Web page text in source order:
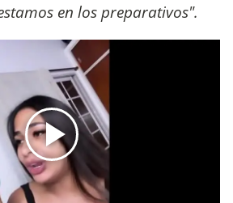
en los preparativos".